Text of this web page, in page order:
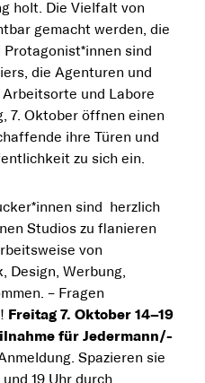
holt. Die Vielfalt von
gemacht werden, die
sind
die Agenturen und
und Labore
7. Oktober öffnen einen
ihre Türen und
zu sich ein.
sind herzlich
Studios zu flanieren
von
Design, Werbung,
– Fragen
Freitag 7. Oktober 14–19
für Jedermann/-
Spazieren sie
19 Uhr durch